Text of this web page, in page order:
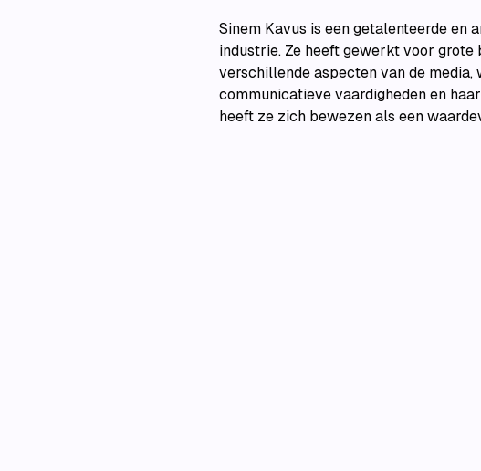
Sinem Kavus is een getalenteerde en
industrie. Ze heeft gewerkt voor
verschillende aspecten van de
communicatieve vaardigheden en
heeft ze zich bewezen als een